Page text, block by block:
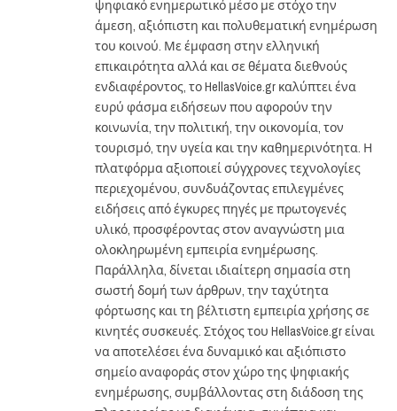
ψηφιακό ενημερωτικό μέσο με στόχο την
άμεση, αξιόπιστη και πολυθεματική ενημέρωση
του κοινού. Με έμφαση στην ελληνική
επικαιρότητα αλλά και σε θέματα διεθνούς
ενδιαφέροντος, το HellasVoice.gr καλύπτει ένα
ευρύ φάσμα ειδήσεων που αφορούν την
κοινωνία, την πολιτική, την οικονομία, τον
τουρισμό, την υγεία και την καθημερινότητα. Η
πλατφόρμα αξιοποιεί σύγχρονες τεχνολογίες
περιεχομένου, συνδυάζοντας επιλεγμένες
ειδήσεις από έγκυρες πηγές με πρωτογενές
υλικό, προσφέροντας στον αναγνώστη μια
ολοκληρωμένη εμπειρία ενημέρωσης.
Παράλληλα, δίνεται ιδιαίτερη σημασία στη
σωστή δομή των άρθρων, την ταχύτητα
φόρτωσης και τη βέλτιστη εμπειρία χρήσης σε
κινητές συσκευές. Στόχος του HellasVoice.gr είναι
να αποτελέσει ένα δυναμικό και αξιόπιστο
σημείο αναφοράς στον χώρο της ψηφιακής
ενημέρωσης, συμβάλλοντας στη διάδοση της